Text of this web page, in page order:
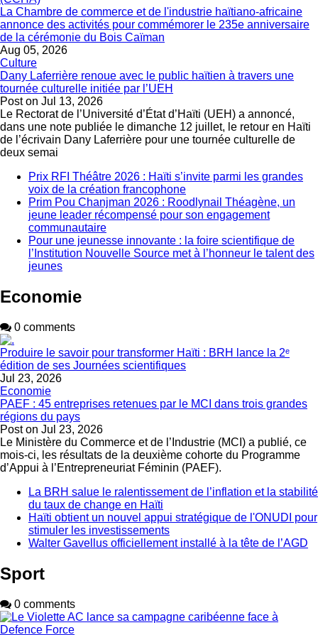
La Chambre de commerce et de l'industrie haïtiano-africaine
annonce des activités pour commémorer le 235e anniversaire
de la cérémonie du Bois Caïman
Aug 05, 2026
Culture
Dany Laferrière renoue avec le public haïtien à travers une
tournée culturelle initiée par l’UEH
Post on Jul 13, 2026
Le Rectorat de l’Université d’État d’Haïti (UEH) a annoncé,
dans une note publiée le dimanche 12 juillet, le retour en Haïti
de l’écrivain Dany Laferrière pour une tournée culturelle de
deux semai
Prix RFI Théâtre 2026 : Haïti s’invite parmi les grandes
voix de la création francophone
Prim Pou Chanjman 2026 : Roodlynail Théagène, un
jeune leader récompensé pour son engagement
communautaire
Pour une jeunesse innovante : la foire scientifique de
l’Institution Nouvelle Source met à l’honneur le talent des
jeunes
Economie
0 comments
Produire le savoir pour transformer Haïti : BRH lance la 2ᵉ
édition de ses Journées scientifiques
Jul 23, 2026
Economie
PAEF : 45 entreprises retenues par le MCI dans trois grandes
régions du pays
Post on Jul 23, 2026
Le Ministère du Commerce et de l’Industrie (MCI) a publié, ce
mois-ci, les résultats de la deuxième cohorte du Programme
d’Appui à l’Entrepreneuriat Féminin (PAEF).
La BRH salue le ralentissement de l’inflation et la stabilité
du taux de change en Haïti
Haïti obtient un nouvel appui stratégique de l'ONUDI pour
stimuler les investissements
Walter Gavellus officiellement installé à la tête de l’AGD
Sport
0 comments